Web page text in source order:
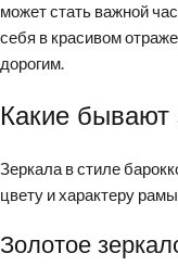
может стать важной
себя в красивом
дорогим.
Какие бывают
Зеркала в стиле
цвету и характеру
Золотое